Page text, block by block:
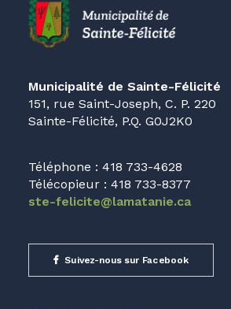
Municipalité de Sainte-Félicité
151, rue Saint-Joseph, C. P. 220
Sainte-Félicité, P.Q. G0J2K0
Téléphone : 418 733-4628
Télécopieur : 418 733-8377
ste-felicite@lamatanie.ca
Suivez-nous sur Facebook